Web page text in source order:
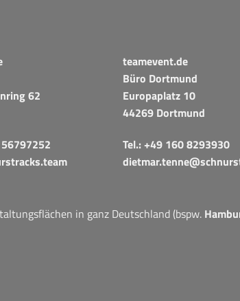
62
teamevent.de
Büro Dortmund
Europaplatz 10
44269 Dortmund
Tel.:+49 160 8293930
in ganz Deutschland (bspw.